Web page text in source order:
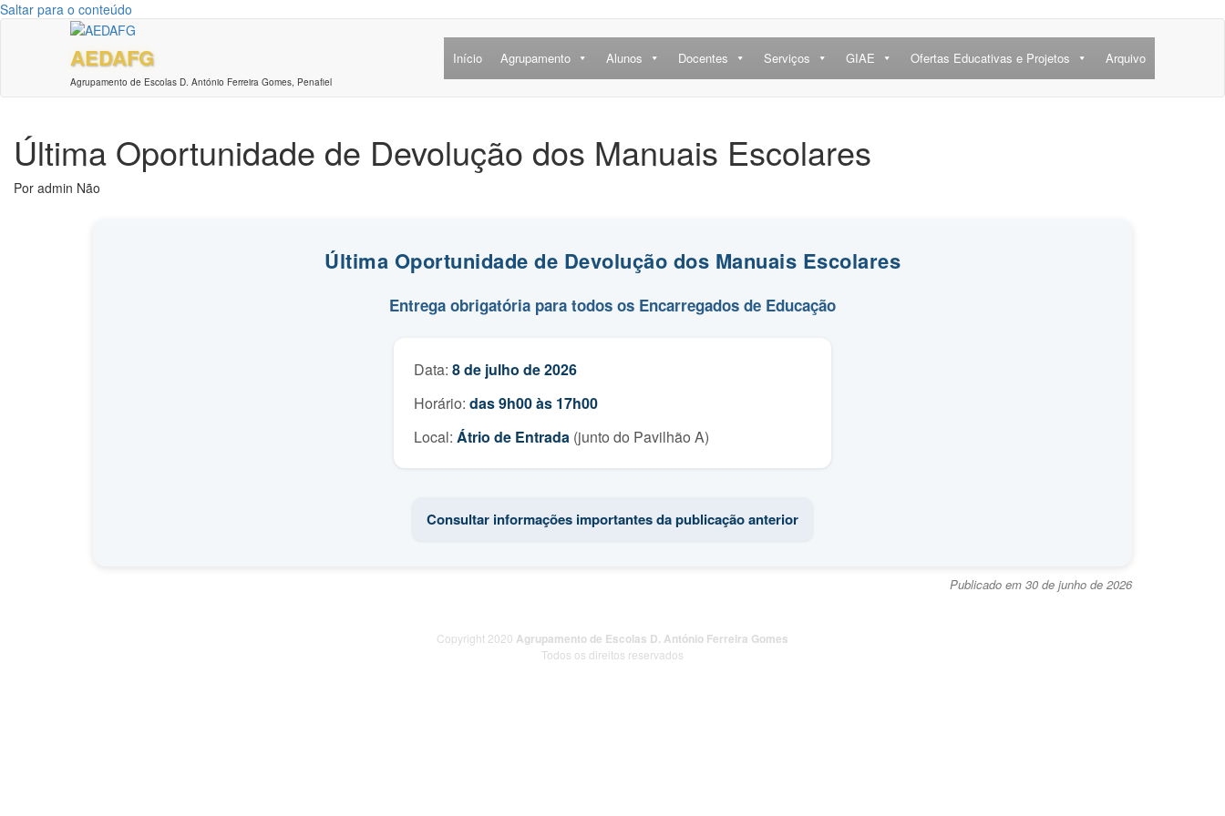
Saltar para o conteúdo
AEDAFG
Agrupamento de Escolas D. António Ferreira Gomes, Penafiel
Início Agrupamento Alunos Docentes Serviços GIAE Ofertas Educativas e Projetos Arquivo
Última Oportunidade de Devolução dos Manuais Escolares
Por admin Não
Última Oportunidade de Devolução dos Manuais Escolares
Entrega obrigatória para todos os Encarregados de Educação
Data: 8 de julho de 2026
Horário: das 9h00 às 17h00
Local: Átrio de Entrada (junto do Pavilhão A)
Consultar informações importantes da publicação anterior
Publicado em 30 de junho de 2026
Copyright 2020 Agrupamento de Escolas D. António Ferreira Gomes
Todos os direitos reservados